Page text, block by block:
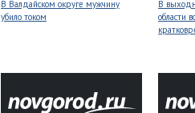
В Валдайском округе мужчину
убило током
В
области